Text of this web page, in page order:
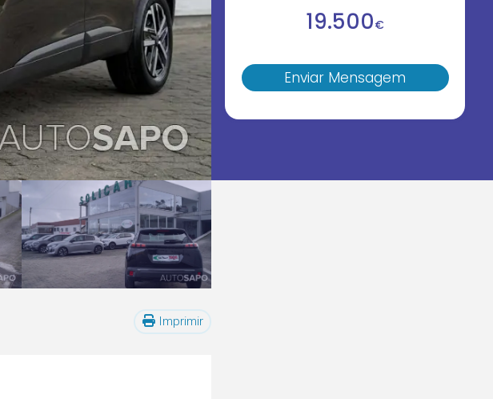
19.500€
Enviar Mensagem
Imprimir